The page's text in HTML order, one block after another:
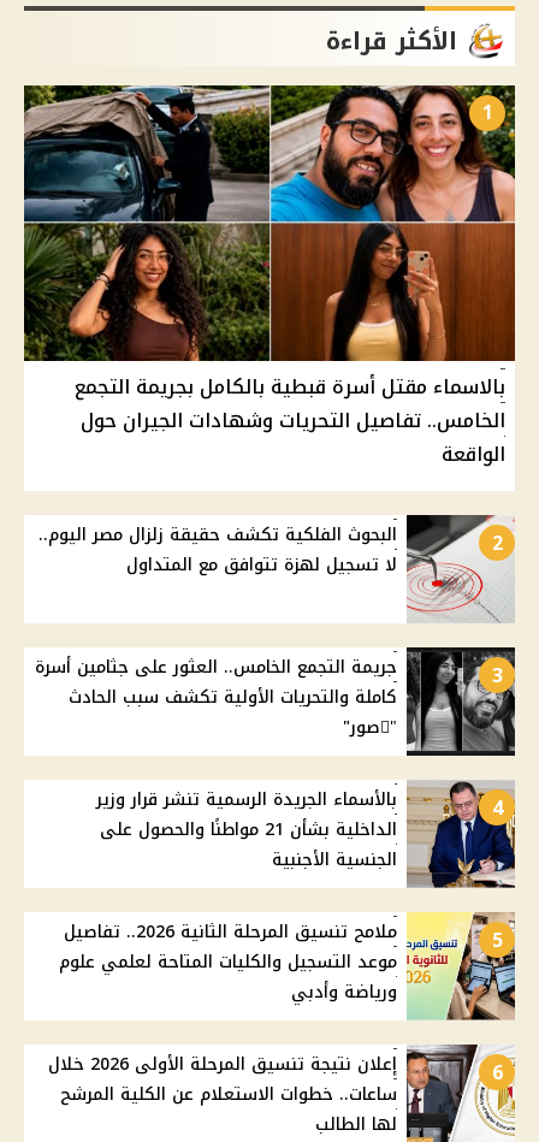
الأكثر قراءة
1
بالاسماء مقتل أسرة قبطية بالكامل بجريمة التجمع
الخامس.. تفاصيل التحريات وشهادات الجيران حول
الواقعة
2
البحوث الفلكية تكشف حقيقة زلزال مصر اليوم..
لا تسجيل لهزة تتوافق مع المتداول
3
جريمة التجمع الخامس.. العثور على جثامين أسرة
كاملة والتحريات الأولية تكشف سبب الحادث
"ًصور"
4
بالأسماء الجريدة الرسمية تنشر قرار وزير
الداخلية بشأن 21 مواطنًا والحصول على
الجنسية الأجنبية
5
ملامح تنسيق المرحلة الثانية 2026.. تفاصيل
موعد التسجيل والكليات المتاحة لعلمي علوم
ورياضة وأدبي
6
إعلان نتيجة تنسيق المرحلة الأولى 2026 خلال
ساعات.. خطوات الاستعلام عن الكلية المرشح
لها الطالب